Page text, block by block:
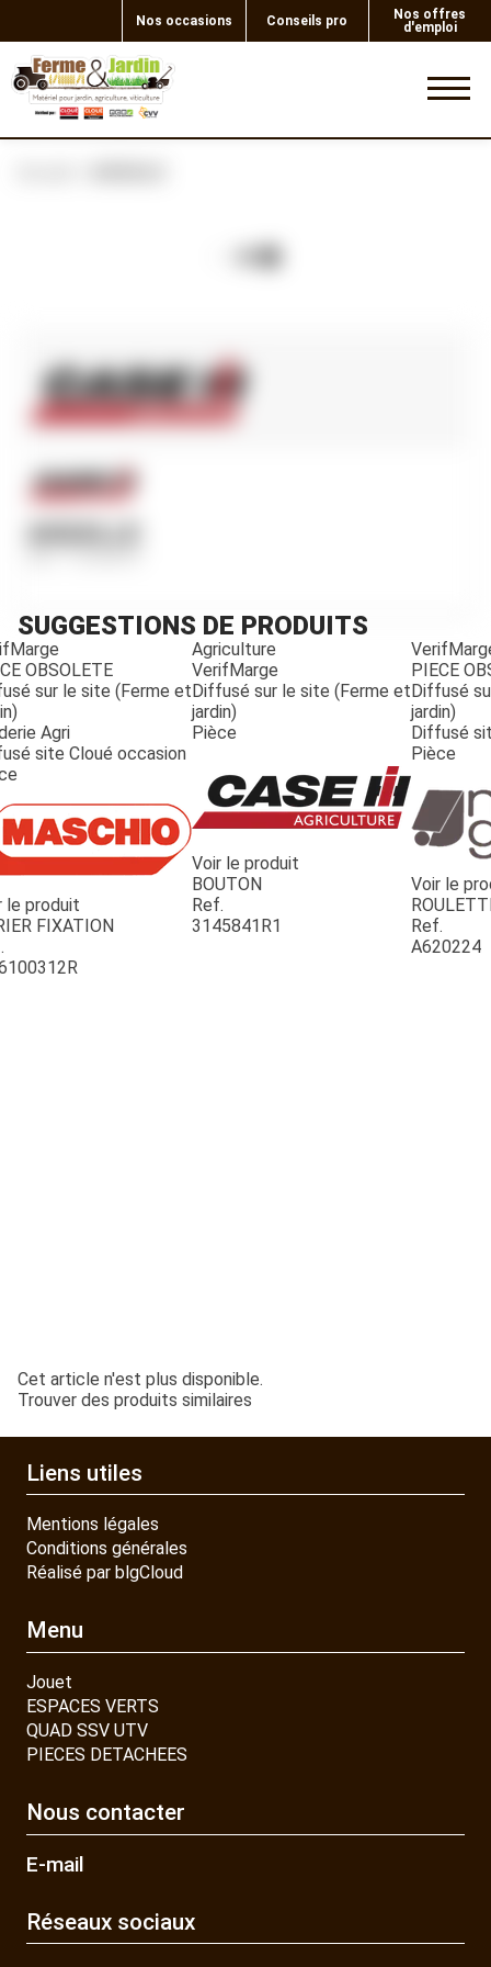
Nos occasions Conseils pro
Nos offres
d'emploi
JOUET
Ref. 712692R1
SUGGESTIONS DE PRODUITS
OBSOLETE
sur le site (Ferme et
Agri
site Cloué occasion
le produit
FIXATION
Agriculture
VerifMarge
Diffusé sur le site (Ferme et
jardin)
Pièce
Voir le produit
BOUTON
Ref.
3145841R1
PIECE
Diffusé
jardin)
Diffusé
Pièce
Voir le
Ref.
A620224
Cet article n'est plus disponible.
Trouver des produits similaires
Liens utiles
Mentions légales
Conditions générales
Réalisé par blgCloud
Menu
Jouet
ESPACES VERTS
QUAD SSV UTV
PIECES DETACHEES
Nous contacter
E-mail
Réseaux sociaux